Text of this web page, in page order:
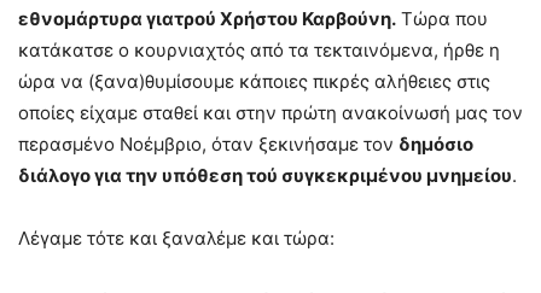
εθνομάρτυρα γιατρού Χρήστου Καρβούνη. Τώρα που
κατάκατσε ο κουρνιαχτός από τα τεκταινόμενα, ήρθε η
ώρα να (ξανα)θυμίσουμε κάποιες πικρές αλήθειες στις
οποίες είχαμε σταθεί και στην πρώτη ανακοίνωσή μας τον
περασμένο Νοέμβριο, όταν ξεκινήσαμε τον δημόσιο
διάλογο για την υπόθεση τού συγκεκριμένου μνημείου.
Λέγαμε τότε και ξαναλέμε και τώρα: